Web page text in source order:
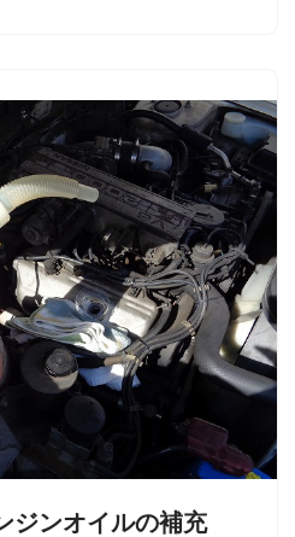
ジンオイルの補充